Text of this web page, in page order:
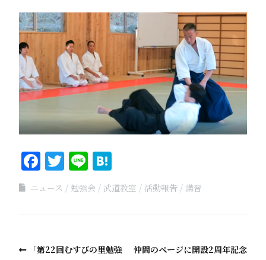
Facebook
Twitter
Line
ニュース 勉強会 武道教室 活動報告 講習
「第22回むすびの里勉強
仲間のページに開設2周年記念